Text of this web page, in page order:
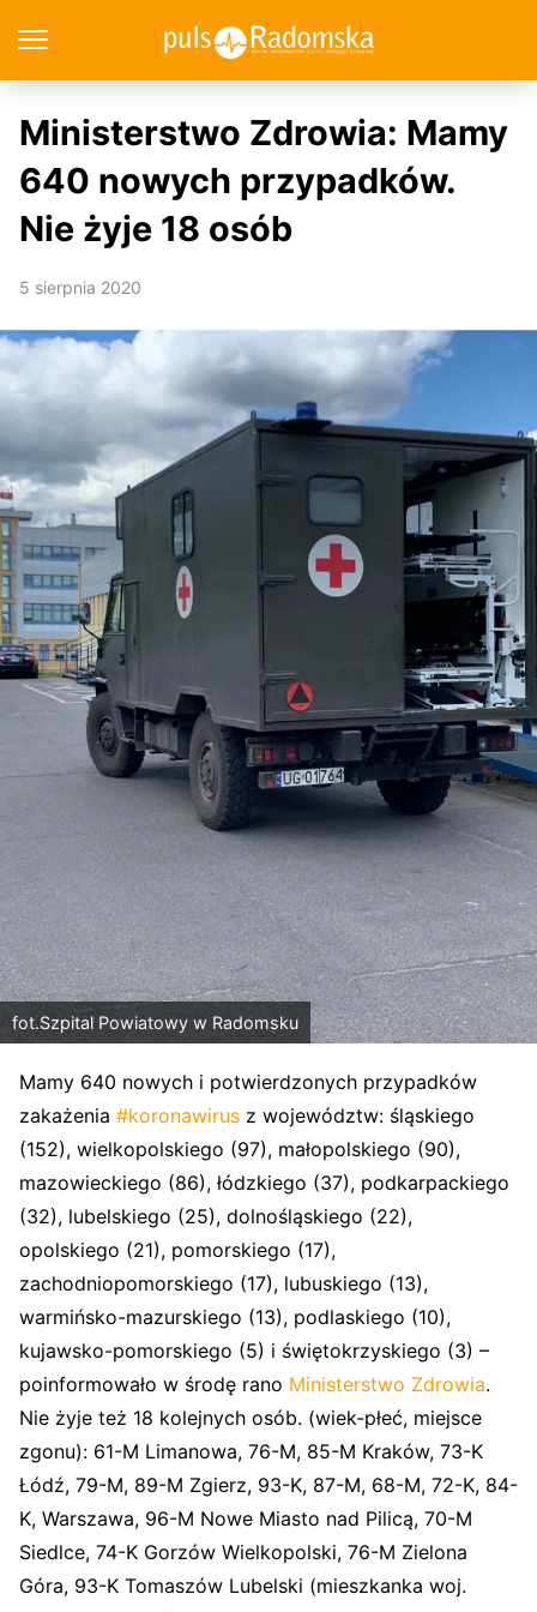
Ministerstwo Zdrowia: Mamy
640 nowych przypadków.
Nie żyje 18 osób
5 sierpnia 2020
fot.Szpital Powiatowy w Radomsku
Mamy 640 nowych i potwierdzonych przypadków
zakażenia #koronawirus z województw: śląskiego
(152), wielkopolskiego (97), małopolskiego (90),
mazowieckiego (86), łódzkiego (37), podkarpackiego
(32), lubelskiego (25), dolnośląskiego (22),
opolskiego (21), pomorskiego (17),
zachodniopomorskiego (17), lubuskiego (13),
warmińsko-mazurskiego (13), podlaskiego (10),
kujawsko-pomorskiego (5) i świętokrzyskiego (3) –
poinformowało w środę rano Ministerstwo Zdrowia.
Nie żyje też 18 kolejnych osób. (wiek-płeć, miejsce
zgonu): 61-M Limanowa, 76-M, 85-M Kraków, 73-K
Łódź, 79-M, 89-M Zgierz, 93-K, 87-M, 68-M, 72-K, 84-
K, Warszawa, 96-M Nowe Miasto nad Pilicą, 70-M
Siedlce, 74-K Gorzów Wielkopolski, 76-M Zielona
Góra, 93-K Tomaszów Lubelski (mieszkanka woj.